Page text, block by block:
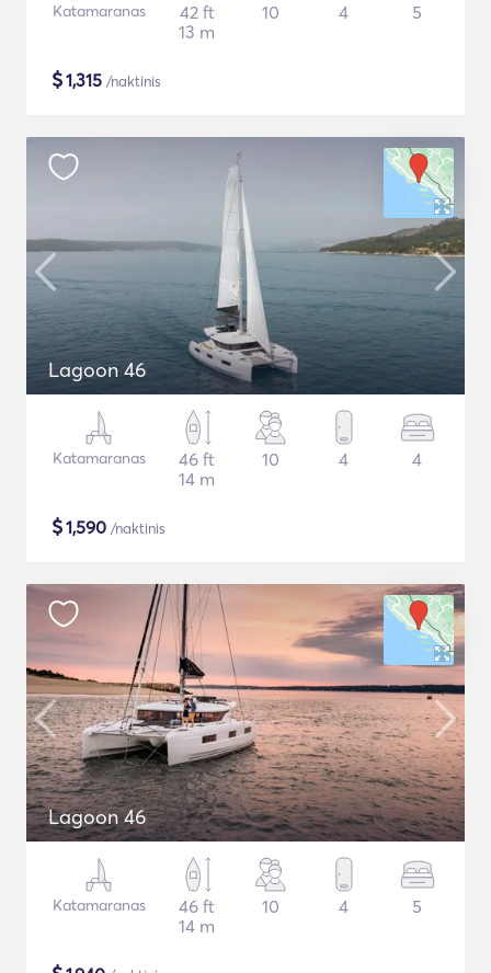
Katamaranas
42 ft
13 m
10 4 5
$1,315 /naktinis
Lagoon 46
Katamaranas
46 ft
14 m
10 4 4
$1,590 /naktinis
Lagoon 46
Katamaranas
46 ft
14 m
10 4 5